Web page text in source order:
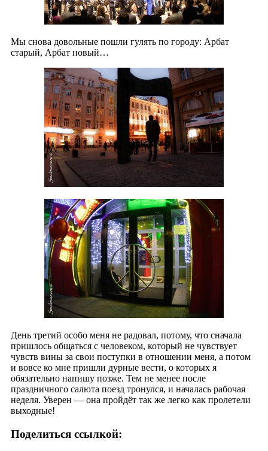
Мы снова довольные пошли гулять по городу: Арбат
старый, Арбат новый…
День третий особо меня не радовал, потому, что сначала
пришлось общаться с человеком, который не чувствует
чувств вины за свои поступки в отношении меня, а потом
и вовсе ко мне пришли дурные вести, о которых я
обязательно напишу позже. Тем не менее после
праздничного салюта поезд тронулся, и началась рабочая
неделя. Уверен — она пройдёт так же легко как пролетели
выходные!
Поделиться ссылкой: